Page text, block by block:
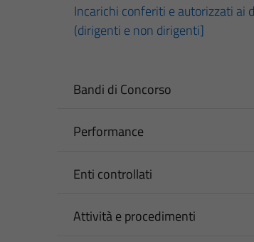
Incarichi conferiti e autorizzati ai
(dirigenti e non dirigenti]
Bandi di Concorso
Performance
Enti controllati
Attività e procedimenti